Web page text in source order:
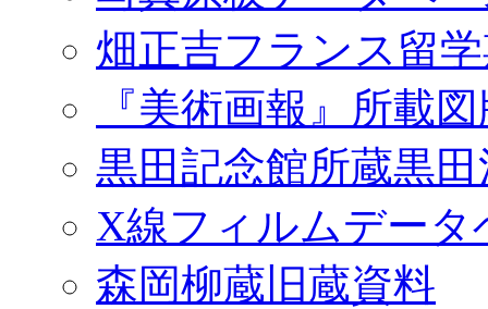
畑正吉フランス留
『美術画報』所載
黒田記念館所蔵黒
X線フィルムデータ
森岡柳蔵旧蔵資料